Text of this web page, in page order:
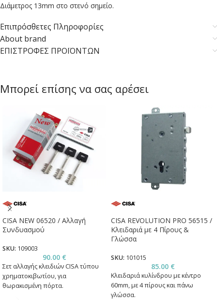
Διάμετρος 13mm στο στενό σημείο.
Επιπρόσθετες Πληροφορίες
About brand
ΕΠΙΣΤΡΟΦΕΣ ΠΡΟΪΟΝΤΩΝ
Μπορεί επίσης να σας αρέσει
CISA NEW 06520 / Αλλαγή
Συνδυασμού
SKU: 109003
90.00 €
Σετ αλλαγής κλειδιών CISA τύπου
χρηματοκιβωτίου, για
θωρακισμένη πόρτα.
CISA REVOLUTION PRO 56515 /
Κλειδαριά με 4 Πίρους &
Γλώσσα
SKU: 101015
85.00 €
Κλειδαριά κυλίνδρου με κέντρο
60mm, με 4 πίρους και πάνω
γλώσσα.